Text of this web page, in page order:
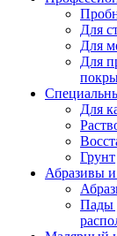
Для
Для
Для
Для
Грунт
Абразивы и
Пады